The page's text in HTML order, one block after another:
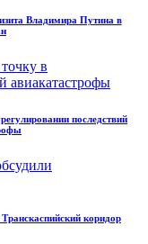
Владимира Путина в
последствий
коридор